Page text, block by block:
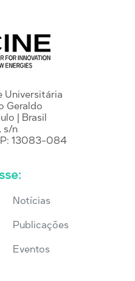
Universitária
Geraldo
| Brasil
s/n
13083-084
Notícias
Publicações
Eventos